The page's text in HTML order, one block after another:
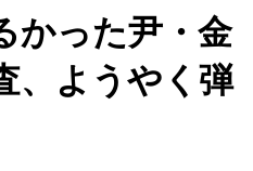
かった尹・金
、ようやく弾